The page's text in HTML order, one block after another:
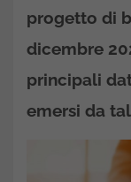
progetto di
dicembre
principali
emersi da